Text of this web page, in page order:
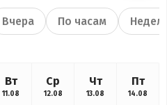
Вчера По часам
Вт
11.08
Ср
12.08
Чт
13.08
Пт
14.08